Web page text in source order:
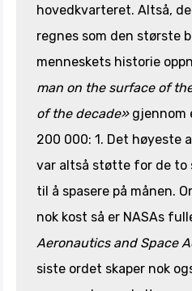
hovedkvarteret. Altså,
regnes som den største
menneskets historie
man on the surface of
of the decade»gjennom
200 000: 1. Det høyeste
var altså støtte for de to
til å spasere på månen.
nok kost så er NASAs
Aeronautics and Space
siste ordet skaper nok